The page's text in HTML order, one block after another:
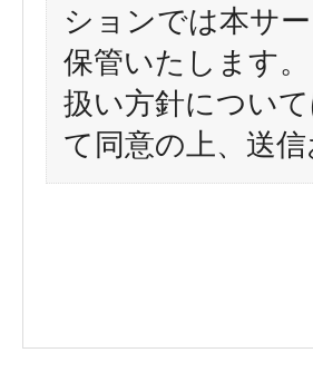
ションでは本サ
保管いたします
扱い方針について
て同意の上、送